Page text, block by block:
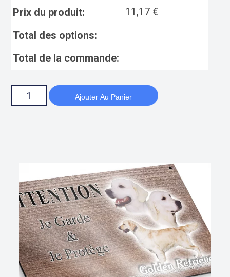
Prix du produit: 11,17 €
Total des options:
Total de la commande:
Ajouter Au Panier